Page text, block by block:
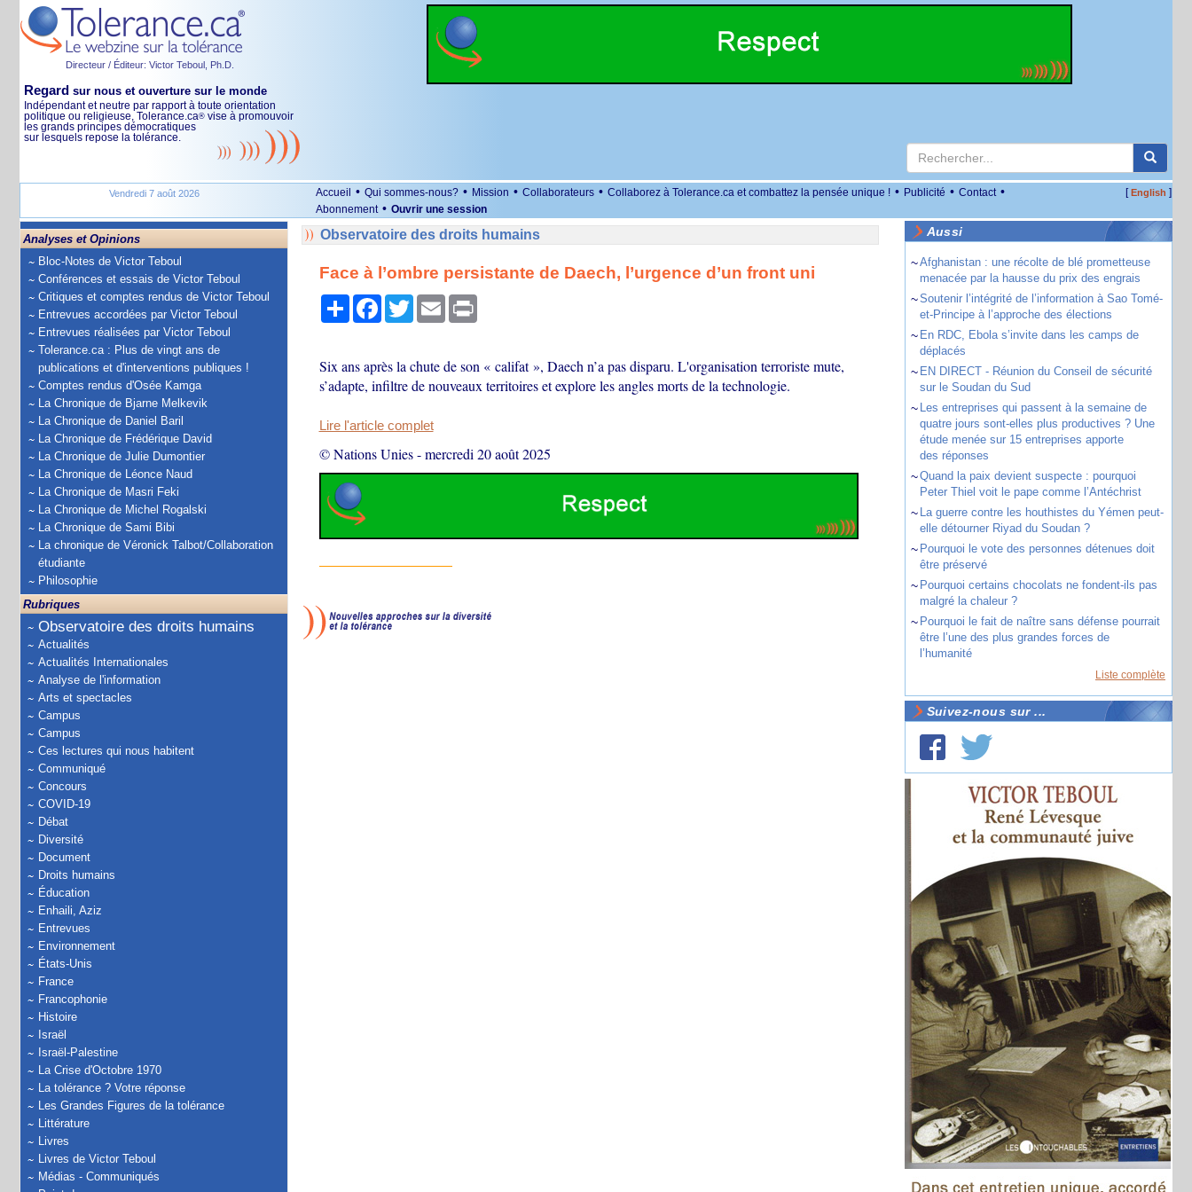
Directeur / Éditeur: Victor Teboul, Ph.D.
Regard sur nous et ouverture sur le monde
Indépendant et neutre par rapport à toute orientation
politique ou religieuse, Tolerance.ca® vise à promouvoir
les grands principes démocratiques
sur lesquels repose la tolérance.
Vendredi 7 août 2026 Accueil • Qui sommes-nous? • Mission • Collaborateurs • Collaborez à Tolerance.ca et combattez la pensée unique ! • Publicité • Contact •
Abonnement • Ouvrir une session
[English ]
Analyses et Opinions
Bloc-Notes de Victor Teboul
Conférences et essais de Victor Teboul
Critiques et comptes rendus de Victor Teboul
Entrevues accordées par Victor Teboul
Entrevues réalisées par Victor Teboul
Tolerance.ca : Plus de vingt ans de
publications et d'interventions publiques !
Comptes rendus d'Osée Kamga
La Chronique de Bjarne Melkevik
La Chronique de Daniel Baril
La Chronique de Frédérique David
La Chronique de Julie Dumontier
La Chronique de Léonce Naud
La Chronique de Masri Feki
La Chronique de Michel Rogalski
La Chronique de Sami Bibi
La chronique de Véronick Talbot/Collaboration
étudiante
Philosophie
Rubriques
Observatoire des droits humains
Actualités
Actualités Internationales
Analyse de l'information
Arts et spectacles
Campus
Campus
Ces lectures qui nous habitent
Communiqué
Concours
COVID-19
Débat
Diversité
Document
Droits humains
Éducation
Enhaili, Aziz
Entrevues
Environnement
États-Unis
France
Francophonie
Histoire
Israël
Israël-Palestine
La Crise d'Octobre 1970
La tolérance ? Votre réponse
Les Grandes Figures de la tolérance
Littérature
Livres
Livres de Victor Teboul
Médias - Communiqués
Observatoire des droits humains
Face à l’ombre persistante de Daech, l’urgence d’un front uni
PartagerFacebook
TwitterEmail Print
Six ans après la chute de son « califat », Daech n’a pas disparu. L'organisation terroriste mute,
s’adapte, infiltre de nouveaux territoires et explore les angles morts de la technologie.
Lire l'article complet
© Nations Unies-mercredi 20 août 2025
Aussi
~Afghanistan : une récolte de blé prometteuse
menacée par la hausse du prix des engrais
~Soutenir l’intégrité de l’information à Sao Tomé-
et-Principe à l’approche des élections
~ En RDC, Ebola s’invite dans les camps de
déplacés
~ EN DIRECT - Réunion du Conseil de sécurité
sur le Soudan du Sud
~ Les entreprises qui passent à la semaine de
quatre jours sont-elles plus productives ? Une
étude menée sur 15 entreprises apporte
des réponses
~Quand la paix devient suspecte : pourquoi
Peter Thiel voit le pape comme l’Antéchrist
~ La guerre contre les houthistes du Yémen peut-
elle détourner Riyad du Soudan ?
~ Pourquoi le vote des personnes détenues doit
être préservé
~ Pourquoi certains chocolats ne fondent-ils pas
malgré la chaleur ?
~ Pourquoi le fait de naître sans défense pourrait
être l’une des plus grandes forces de
l’humanité
Liste complète
Suivez-nous sur ...